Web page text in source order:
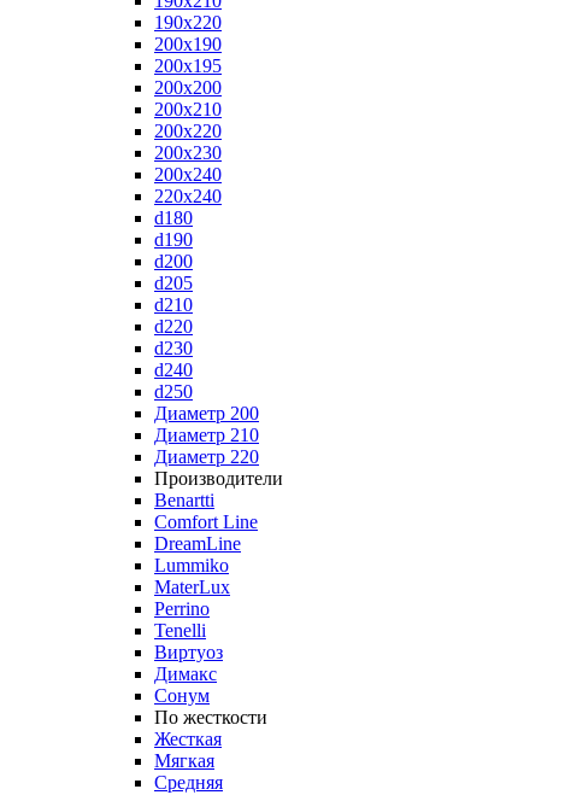
190x220
200x190
200x195
200x200
200x210
200x220
200x230
200x240
220x240
d180
d190
d200
d205
d210
d220
d230
d240
d250
Диаметр 200
Диаметр 210
Диаметр 220
Производители
Benartti
Comfort Line
DreamLine
Lummiko
MaterLux
Perrino
Tenelli
Виртуоз
Димакс
Сонум
По жесткости
Жесткая
Мягкая
Средняя